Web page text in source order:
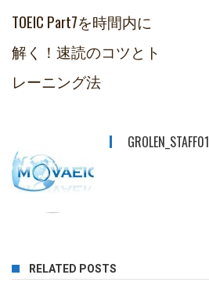
TOEIC Part7を時間内に
解く！速読のコツとト
レーニング法
GROLEN_STAFF01
RELATED POSTS